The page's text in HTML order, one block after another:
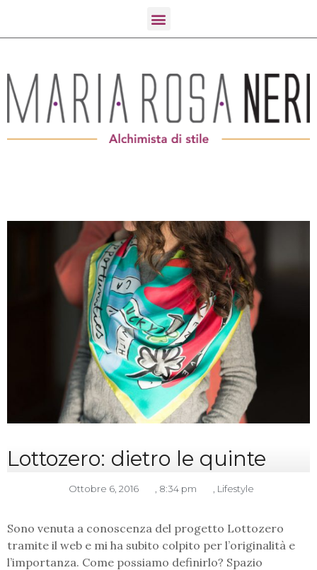
Lottozero: dietro le quinte
Ottobre 6, 2016 8:34 pm Lifestyle
Sono venuta a conoscenza del progetto Lottozero
tramite il web e mi ha subito colpito per l’originalità e
l’importanza. Come possiamo definirlo? Spazio